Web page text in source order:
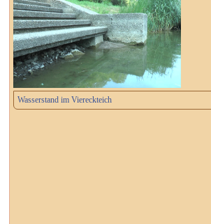
Wasserstand im Viereckteich